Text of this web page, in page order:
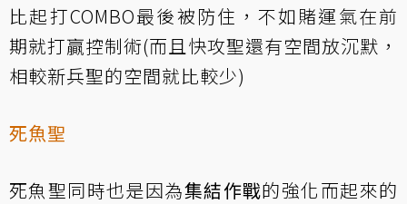
比起打COMBO最後被防住，不如賭運氣在前
期就打贏控制術(而且快攻聖還有空間放沉默，
相較新兵聖的空間就比較少)
死魚聖
死魚聖同時也是因為集結作戰的強化而起來的